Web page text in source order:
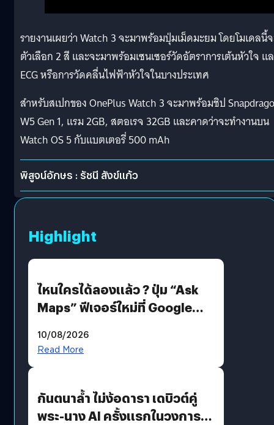
รายงานเผยว่า Watch 3 จะมาพร้อมปุ่มเม็ดมะยม โดยโมเดลนี้
ตัวเลือก 2 สี และจะมาพร้อมเซนเซอร์วัดอัตราการเต้นหัวใจ แ
ECG หรือการวัดคลื่นไฟฟ้าหัวใจในบางประเทศ
สำหรับสเปกของ OnePlus Watch 3 จะมาพร้อมชิป
W5 Gen 1, แรม 2GB, สตอเรจ 32GB และคาดว่าจะทำงานบน
Watch OS 5 กับแบตเตอรี่ 500 mAh
พิสูจน์อักษร : รัชนี สังข์แก้ว
Highlight
ไหนใครได้ลองแล้ว ? ปุ่ม “Ask
Maps” ฟีเจอร์ใหม่ที่ Google
คุยกับแผนที่ได้แล้ว
10/08/2026
Read More
กันตนาล้ำ ไม่ง้อดารา เดบิวต์คู่
พระ-นาง AI ครั้งแรกในวงการ